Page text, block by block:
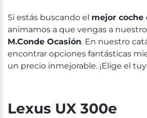
Si estás buscando el mejor coche
animamos a que vengas a
M.Conde Ocasión. En nuestro
encontrar opciones fantásticas
un precio inmejorable. ¡Elige el
Lexus UX 300e